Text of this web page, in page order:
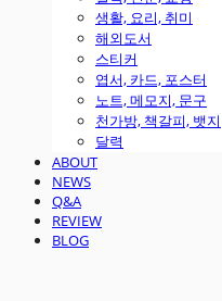
생활, 요리, 취미
해외도서
스티커
엽서, 카드, 포스터
노트, 메모지, 문구
천가방, 책갈피, 뱃지
달력
ABOUT
NEWS
Q&A
REVIEW
BLOG